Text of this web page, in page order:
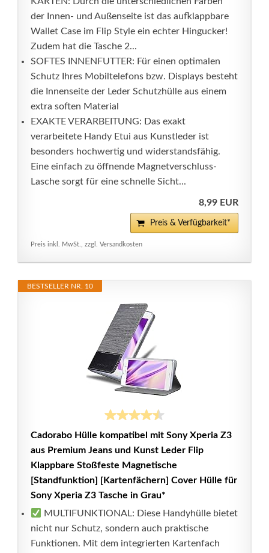
der Innen- und Außenseite ist das aufklappbare
Wallet Case im Flip Style ein echter Hingucker!
Zudem hat die Tasche 2...
SOFTES INNENFUTTER: Für einen optimalen
Schutz Ihres Mobiltelefons bzw. Displays besteht
die Innenseite der Leder Schutzhülle aus einem
extra soften Material
EXAKTE VERARBEITUNG: Das exakt
verarbeitete Handy Etui aus Kunstleder ist
besonders hochwertig und widerstandsfähig.
Eine einfach zu öffnende Magnetverschluss-
Lasche sorgt für eine schnelle Sicht...
8,99 EUR
Preis & Verfügbarkeit*
Preis inkl. MwSt., zzgl. Versandkosten
BESTSELLER NR. 10
Cadorabo Hülle kompatibel mit Sony Xperia Z3
aus Premium Jeans und Kunst Leder Flip
Klappbare Stoßfeste Magnetische
[Standfunktion] [Kartenfächern] Cover Hülle für
Sony Xperia Z3 Tasche in Grau*
MULTIFUNKTIONAL: Diese Handyhülle bietet
nicht nur Schutz, sondern auch praktische
Funktionen. Mit dem integrierten Kartenfach